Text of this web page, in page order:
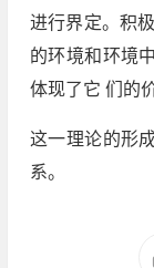
进行界定。积
的环境和环境
体现了它 们的
这一理论的形
系。